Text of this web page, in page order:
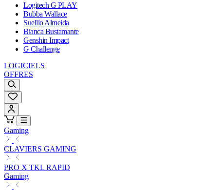
Logitech G PLAY
Bubba Wallace
Suellio Almeida
Bianca Bustamante
Genshin Impact
G Challenge
LOGICIELS
OFFRES
Gaming
CLAVIERS GAMING
PRO X TKL RAPID
Gaming